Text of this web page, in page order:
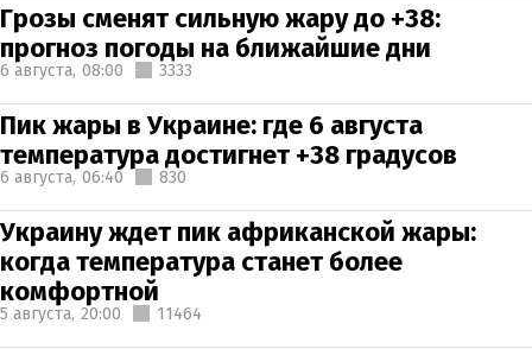
Грозы сменят сильную жару до +38:
прогноз погоды на ближайшие дни
6 августа, 08:00 3333
Пик жары в Украине: где 6 августа
температура достигнет +38 градусов
6 августа, 06:40 830
Украину ждет пик африканской жары:
когда температура станет более
комфортной
5 августа, 20:00 11464